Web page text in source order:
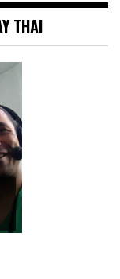
THAI